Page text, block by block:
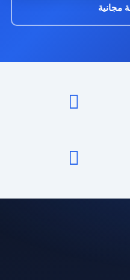
مجانية